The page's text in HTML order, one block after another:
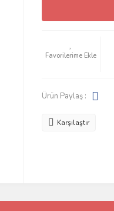
Ürün Paylaş :
Karşılaştır